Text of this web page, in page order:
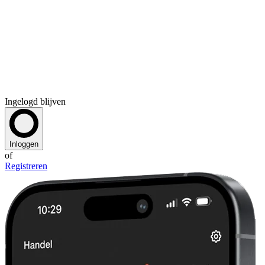
Ingelogd blijven
Inloggen
of
Registreren